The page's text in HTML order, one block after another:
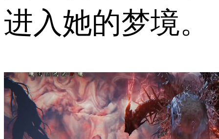
进入她的梦境。